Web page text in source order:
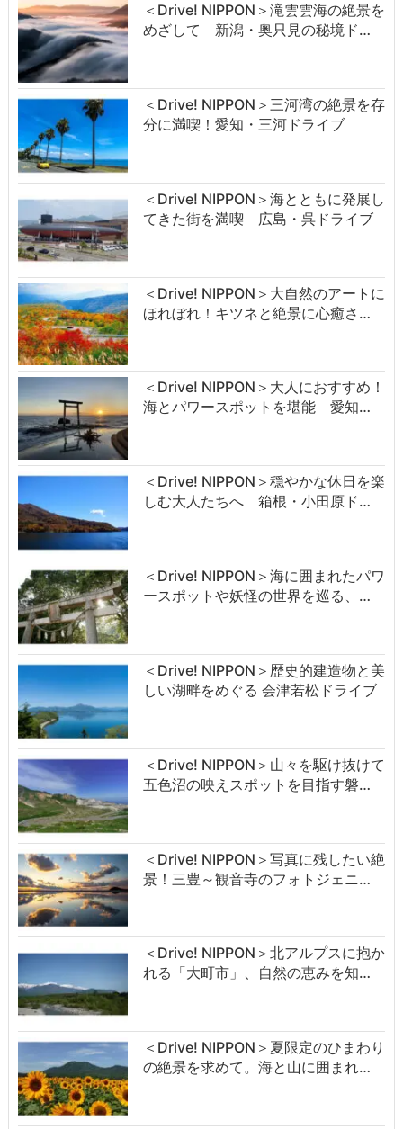
＜Drive! NIPPON＞滝雲雲海の絶景を
めざして 新潟・奥只見の秘境ド…
＜Drive! NIPPON＞三河湾の絶景を存
分に満喫！愛知・三河ドライブ
＜Drive! NIPPON＞海とともに発展し
てきた街を満喫 広島・呉ドライブ
＜Drive! NIPPON＞大自然のアートに
ほれぼれ！キツネと絶景に心癒さ…
＜Drive! NIPPON＞大人におすすめ！
海とパワースポットを堪能 愛知…
＜Drive! NIPPON＞穏やかな休日を楽
しむ大人たちへ 箱根・小田原ド…
＜Drive! NIPPON＞海に囲まれたパワ
ースポットや妖怪の世界を巡る、…
＜Drive! NIPPON＞歴史的建造物と美
しい湖畔をめぐる 会津若松ドライブ
＜Drive! NIPPON＞山々を駆け抜けて
五色沼の映えスポットを目指す磐…
＜Drive! NIPPON＞写真に残したい絶
景！三豊～観音寺のフォトジェニ…
＜Drive! NIPPON＞北アルプスに抱か
れる「大町市」、自然の恵みを知…
＜Drive! NIPPON＞夏限定のひまわり
の絶景を求めて。海と山に囲まれ…